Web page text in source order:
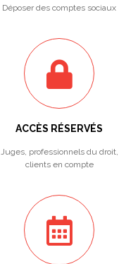
Déposer des comptes sociaux
ACCÈS RÉSERVÉS
Juges, professionnels du droit,
clients en compte